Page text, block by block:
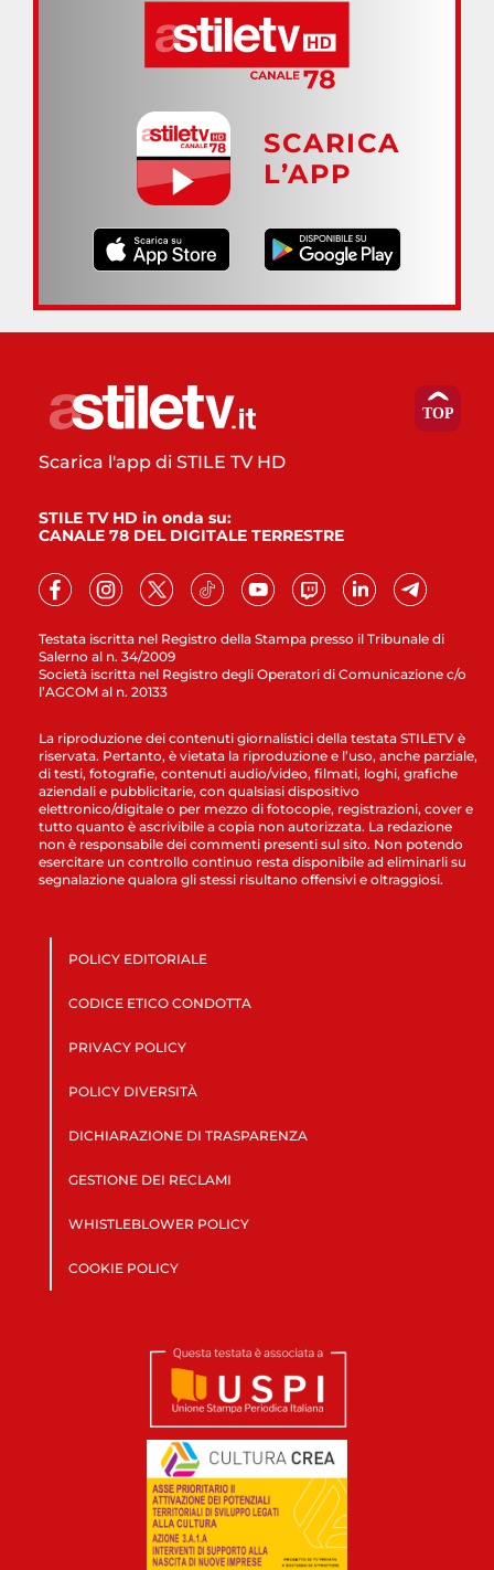
SCARICA
L’APP
Testata iscritta nel Registro della Stampa presso il Tribunale di
Salerno al n. 34/2009
Società iscritta nel Registro degli Operatori di Comunicazione c/o
l’AGCOM al n. 20133
Scarica l'app di STILE TV HD
STILE TV HD in onda su:
CANALE 78 DEL DIGITALE TERRESTRE
La riproduzione dei contenuti giornalistici della testata STILETV è
riservata. Pertanto, è vietata la riproduzione e l’uso, anche parziale,
di testi, fotografie, contenuti audio/video, filmati, loghi, grafiche
aziendali e pubblicitarie, con qualsiasi dispositivo
elettronico/digitale o per mezzo di fotocopie, registrazioni, cover e
tutto quanto è ascrivibile a copia non autorizzata. La redazione
non è responsabile dei commenti presenti sul sito. Non potendo
esercitare un controllo continuo resta disponibile ad eliminarli su
segnalazione qualora gli stessi risultano offensivi e oltraggiosi.
POLICY EDITORIALE
CODICE ETICO CONDOTTA
PRIVACY POLICY
POLICY DIVERSITÀ
DICHIARAZIONE DI TRASPARENZA
GESTIONE DEI RECLAMI
WHISTLEBLOWER POLICY
COOKIE POLICY